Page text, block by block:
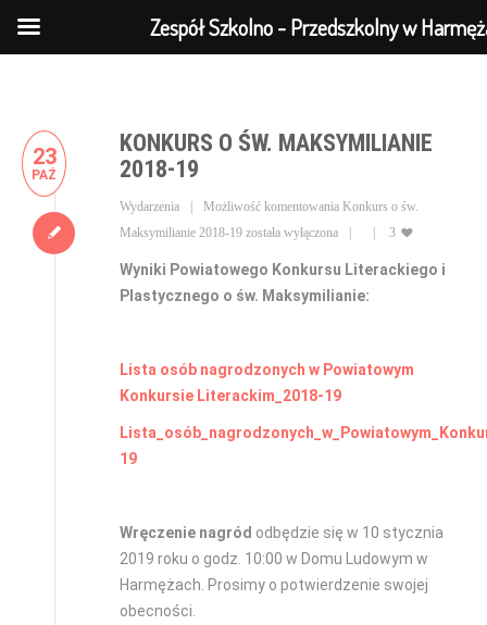
23
PAŹ
KONKURS O ŚW. MAKSYMILIANIE
2018-19
Wydarzenia Możliwość komentowania Konkurs o św.
Maksymilianie 2018-19 została wyłączona 3
Wyniki Powiatowego Konkursu Literackiego i
Plastycznego o św. Maksymilianie:
Lista osób nagrodzonych w Powiatowym
Konkursie Literackim_2018-19
19
Wręczenie nagród odbędzie się w 10 stycznia
2019 roku o godz. 10:00 w Domu Ludowym w
Harmężach. Prosimy o potwierdzenie swojej
obecności.
Zespół Szkolno - Przedszkolny w